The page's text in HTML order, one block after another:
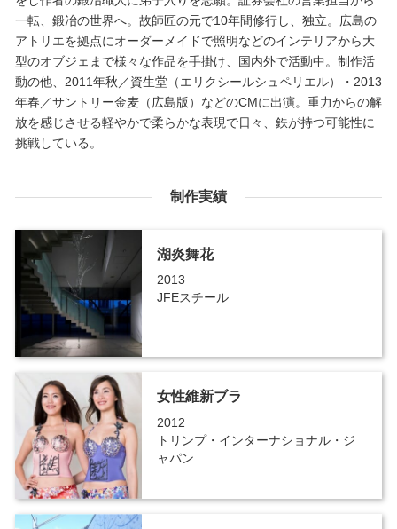
一転、鍛冶の世界へ。故師匠の元で10年間修行し、独立。広島の
アトリエを拠点にオーダーメイドで照明などのインテリアから大
型のオブジェまで様々な作品を手掛け、国内外で活動中。制作活
動の他、2011年秋／資生堂（エリクシールシュペリエル）・2013
年春／サントリー金麦（広島版）などのCMに出演。重力からの解
放を感じさせる軽やかで柔らかな表現で日々、鉄が持つ可能性に
挑戦している。
制作実績
湖炎舞花
2013
JFEスチール
女性維新ブラ
2012
トリンプ・インターナショナル・ジ
ャパン